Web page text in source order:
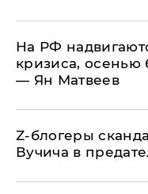
На РФ
кризиса, осенью
— Ян Матвеев
Z-блогеры
Вучича в